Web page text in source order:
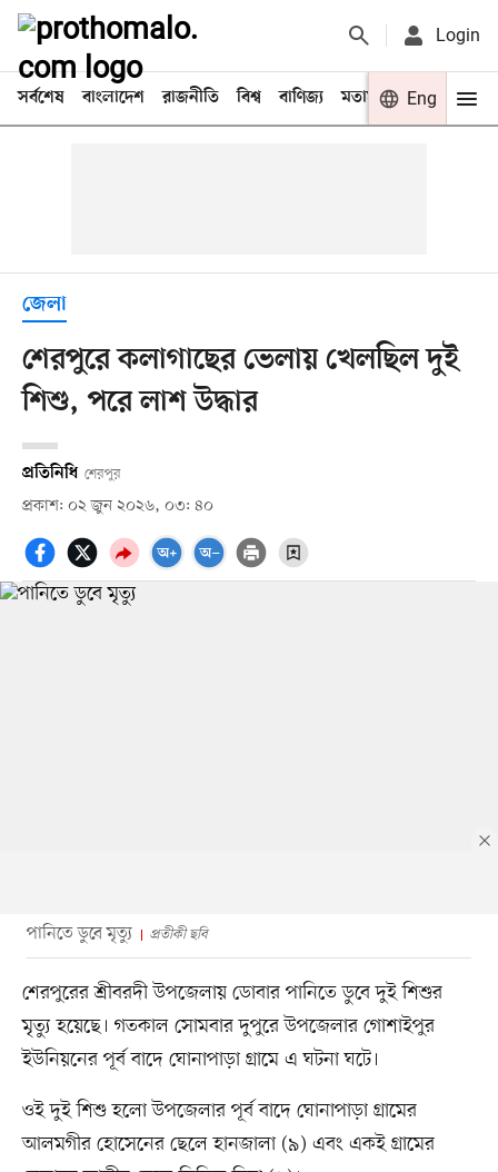
Login
সর্বশেষ বাংলাদেশ রাজনীতি বিশ্ব বাণিজ্য মতামত খেলা
Eng
জেলা
শেরপুরে কলাগাছের ভেলায় খেলছিল দুই
শিশু, পরে লাশ উদ্ধার
প্রতিনিধি শেরপুর
প্রকাশ: ০২ জুন ২০২৬, ০৩: ৪০
পানিতে ডুবে মৃত্যু প্রতীকী ছবি
শেরপুরের শ্রীবরদী উপজেলায় ডোবার পানিতে ডুবে দুই শিশুর
মৃত্যু হয়েছে। গতকাল সোমবার দুপুরে উপজেলার গোশাইপুর
ইউনিয়নের পূর্ব বাদে ঘোনাপাড়া গ্রামে এ ঘটনা ঘটে।
ওই দুই শিশু হলো উপজেলার পূর্ব বাদে ঘোনাপাড়া গ্রামের
আলমগীর হোসেনের ছেলে হানজালা (৯) এবং একই গ্রামের